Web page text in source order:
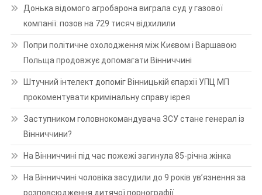
Донька відомого агробарона виграла суд у газової
компанії: позов на 729 тисяч відхилили
Попри політичне охолодження між Києвом і Варшавою
Польща продовжує допомагати Вінниччині
Штучний інтелект допоміг Вінницькій єпархії УПЦ МП
прокоментувати кримінальну справу ієрея
Заступником головнокомандувача ЗСУ стане генерал із
Вінниччини?
На Вінниччині під час пожежі загинула 85-річна жінка
На Вінниччині чоловіка засудили до 9 років ув’язнення за
розповсюдження дитячої порнографії